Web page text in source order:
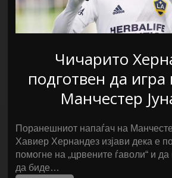
Чичарито
подготвен да игра
Манчестер
Поранешниот напаѓач на
Хавиер Хернандез изјави дека е
помогне на „црвените ѓаволи“ и да
да биде…